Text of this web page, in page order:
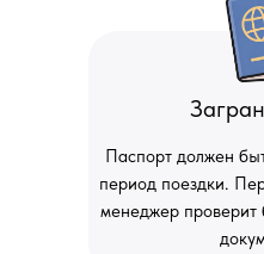
Паспорт должен
период поездки.
менеджер проверит